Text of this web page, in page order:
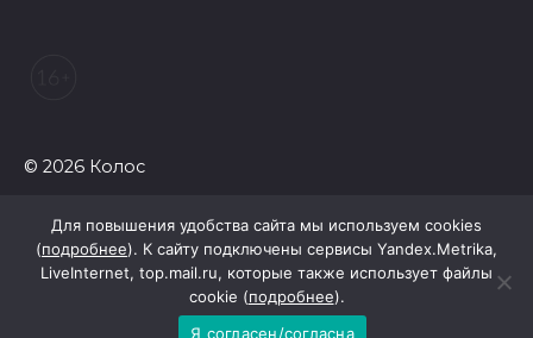
© 2026 Колос
Для повышения удобства сайта мы используем cookies
(подробнее). К сайту подключены сервисы Yandex.Metrika,
LiveInternet, top.mail.ru, которые также использует файлы
cookie (подробнее).
Я согласен/согласна